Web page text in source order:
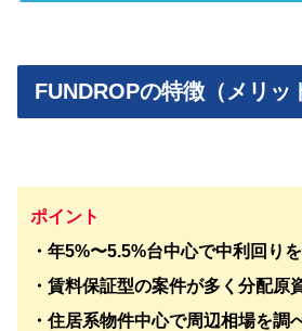
FUNDROPの特徴（メリッ
ポイント
・年5%〜5.5%台中心で中利回り
・賃料保証型の案件が多く分配原
・住居系物件中心で周辺相場を調